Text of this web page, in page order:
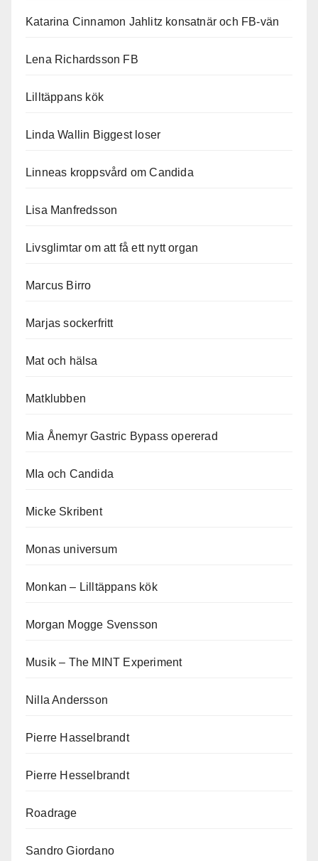
Katarina Cinnamon Jahlitz konsatnär och FB-vän
Lena Richardsson FB
Lilltäppans kök
Linda Wallin Biggest loser
Linneas kroppsvård om Candida
Lisa Manfredsson
Livsglimtar om att få ett nytt organ
Marcus Birro
Marjas sockerfritt
Mat och hälsa
Matklubben
Mia Ånemyr Gastric Bypass opererad
MIa och Candida
Micke Skribent
Monas universum
Monkan – Lilltäppans kök
Morgan Mogge Svensson
Musik – The MINT Experiment
Nilla Andersson
Pierre Hasselbrandt
Pierre Hesselbrandt
Roadrage
Sandro Giordano